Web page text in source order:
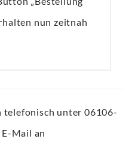
nun zeitnah
telefonisch unter 06106-
Mail an